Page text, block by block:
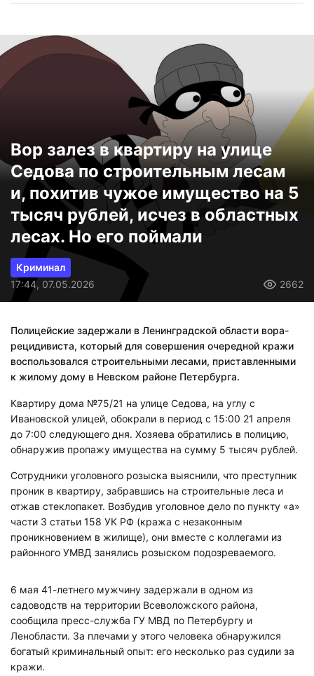
Вор залез в квартиру на улице
Седова по строительным лесам
и, похитив чужое имущество на 5
тысяч рублей, исчез в областных
лесах. Но его поймали
Криминал
17:44, 07.05.2026
2662
Полицейские задержали в Ленинградской области вора-
рецидивиста, который для совершения очередной кражи
воспользовался строительными лесами, приставленными
к жилому дому в Невском районе Петербурга.
Квартиру дома №75/21 на улице Седова, на углу с
Ивановской улицей, обокрали в период с 15:00 21 апреля
до 7:00 следующего дня. Хозяева обратились в полицию,
обнаружив пропажу имущества на сумму 5 тысяч рублей.
Сотрудники уголовного розыска выяснили, что преступник
проник в квартиру, забравшись на строительные леса и
отжав стеклопакет. Возбудив уголовное дело по пункту «а»
части 3 статьи 158 УК РФ (кража с незаконным
проникновением в жилище), они вместе с коллегами из
районного УМВД занялись розыском подозреваемого.
6 мая 41-летнего мужчину задержали в одном из
садоводств на территории Всеволожского района,
сообщила пресс-служба ГУ МВД по Петербургу и
Ленобласти. За плечами у этого человека обнаружился
богатый криминальный опыт: его несколько раз судили за
кражи.